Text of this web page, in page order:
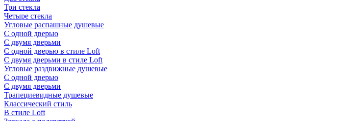
Три стекла
Четыре стекла
Угловые распашные душевые
С одной дверью
С двумя дверьми
С одной дверью в стиле Loft
С двумя дверьми в стиле Loft
Угловые раздвижные душевые
С одной дверью
С двумя дверьми
Трапециевидные душевые
Классический стиль
В стиле Loft